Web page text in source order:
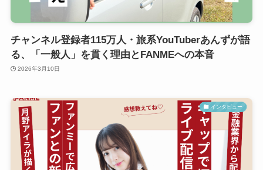
チャンネル登録者115万人・旅系YouTuberあんずが語
る、「一般人」を貫く理由とFANMEへの本音
2026年3月10日
インタビュー